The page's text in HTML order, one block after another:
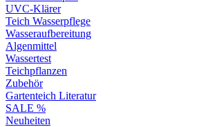
UVC-Klärer
Teich Wasserpflege
Wasseraufbereitung
Algenmittel
Wassertest
Teichpflanzen
Zubehör
Gartenteich Literatur
SALE %
Neuheiten